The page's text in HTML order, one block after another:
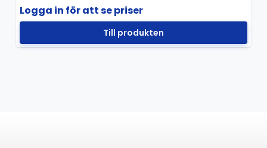
Logga in för att se priser
Till produkten